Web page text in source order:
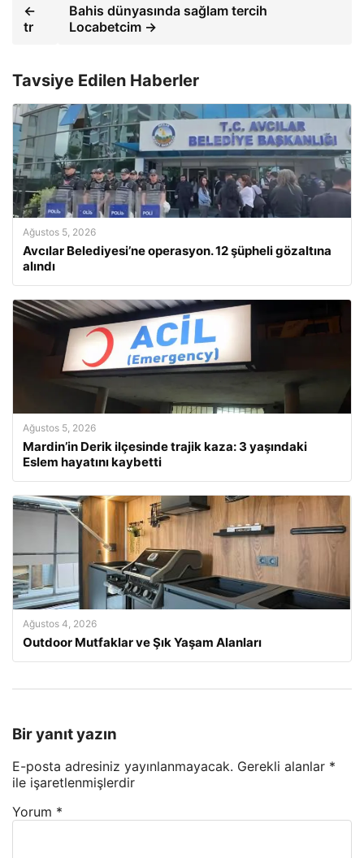
←
tr
Bahis dünyasında sağlam tercih
Locabetcim →
Tavsiye Edilen Haberler
Ağustos 5, 2026
Avcılar Belediyesi’ne operasyon. 12 şüpheli gözaltına
alındı
Ağustos 5, 2026
Mardin’in Derik ilçesinde trajik kaza: 3 yaşındaki
Eslem hayatını kaybetti
Ağustos 4, 2026
Outdoor Mutfaklar ve Şık Yaşam Alanları
Bir yanıt yazın
E-posta adresiniz yayınlanmayacak. Gerekli alanlar *
ile işaretlenmişlerdir
Yorum *